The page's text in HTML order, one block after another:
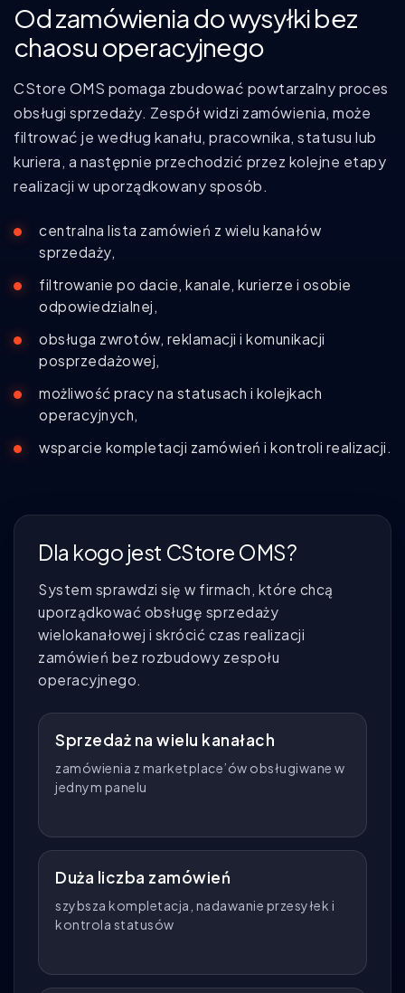
Od zamówienia do wysyłki bez
chaosu operacyjnego
CStore OMS pomaga zbudować powtarzalny proces
obsługi sprzedaży. Zespół widzi zamówienia, może
filtrować je według kanału, pracownika, statusu lub
kuriera, a następnie przechodzić przez kolejne etapy
realizacji w uporządkowany sposób.
centralna lista zamówień z wielu kanałów
sprzedaży,
filtrowanie po dacie, kanale, kurierze i osobie
odpowiedzialnej,
obsługa zwrotów, reklamacji i komunikacji
posprzedażowej,
możliwość pracy na statusach i kolejkach
operacyjnych,
wsparcie kompletacji zamówień i kontroli realizacji.
Dla kogo jest CStore OMS?
System sprawdzi się w firmach, które chcą
uporządkować obsługę sprzedaży
wielokanałowej i skrócić czas realizacji
zamówień bez rozbudowy zespołu
operacyjnego.
Sprzedaż na wielu kanałach
zamówienia z marketplace’ów obsługiwane w
jednym panelu
Duża liczba zamówień
szybsza kompletacja, nadawanie przesyłek i
kontrola statusów